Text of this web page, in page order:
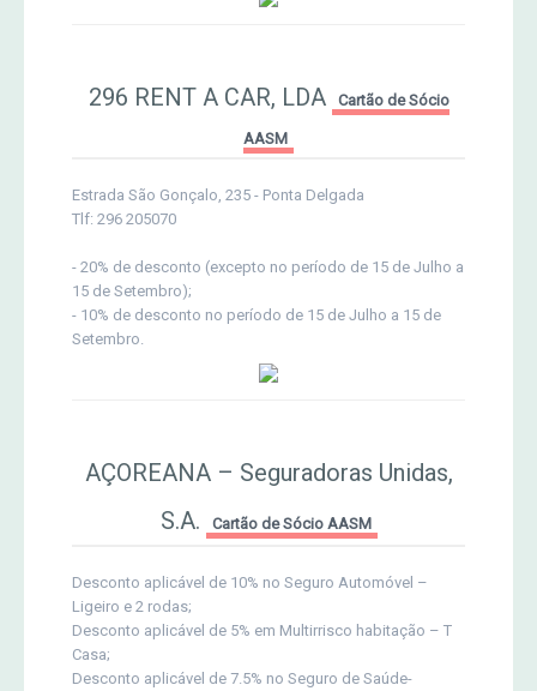
296 RENT A CAR, LDA Cartão de Sócio
AASM
Estrada São Gonçalo, 235 - Ponta Delgada
Tlf: 296 205070
- 20% de desconto (excepto no período de 15 de Julho a
15 de Setembro);
- 10% de desconto no período de 15 de Julho a 15 de
Setembro.
AÇOREANA – Seguradoras Unidas,
S.A.
Cartão de Sócio AASM
Desconto aplicável de 10% no Seguro Automóvel –
Ligeiro e 2 rodas;
Desconto aplicável de 5% em Multirrisco habitação – T
Casa;
Desconto aplicável de 7.5% no Seguro de Saúde-